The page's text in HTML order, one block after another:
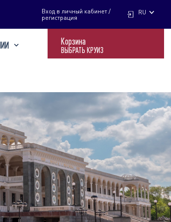
Вход в личный кабинет /
регистрация
RU
Корзина
ВЫБРАТЬ КРУИЗ